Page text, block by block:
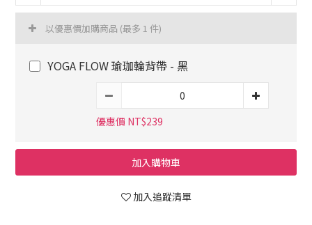
以優惠價加購商品 (最多 1 件)
YOGA FLOW 瑜珈輪背帶 - 黑
優惠價 NT$239
加入購物車
加入追蹤清單